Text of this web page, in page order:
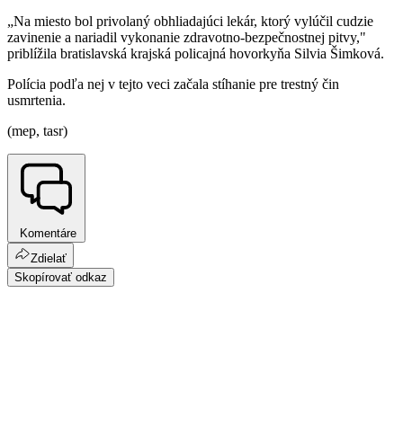
„Na miesto bol privolaný obhliadajúci lekár, ktorý vylúčil cudzie
zavinenie a nariadil vykonanie zdravotno-bezpečnostnej pitvy,"
priblížila bratislavská krajská policajná hovorkyňa Silvia Šimková.
Polícia podľa nej v tejto veci začala stíhanie pre trestný čin
usmrtenia.
(mep, tasr)
Komentáre
Zdielať
Skopírovať odkaz